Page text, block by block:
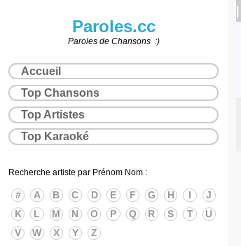
Paroles.cc
Paroles de Chansons :)
Accueil
Top Chansons
Top Artistes
Top Karaoké
Recherche artiste par Prénom Nom :
# A B C D E F G H I
J
K
L M N O P Q R S T
U
V
W X Y Z